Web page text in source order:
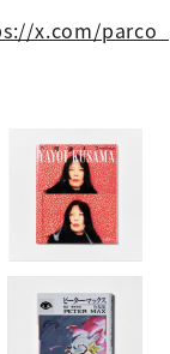
x.com/